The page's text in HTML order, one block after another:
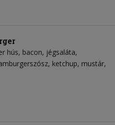
hús bacon jégsaláta
ketchup mustár